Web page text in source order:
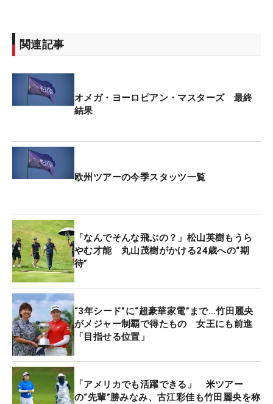
トータル10アンダーの3位にアンドリュー・ジョン
ストン（イングランド）、トータル8アンダーの4位
ソン・スクリブナー（オーストラリア）が続いた。
7バーディ・2ボギーの「65」をマークした星野陸也
プ10入りを果たし、ポイントランキングでは1ラン
クアップの8位に浮上した。
れトータル3オーバー・59位タイ、トータル8オーバ
ー・77位タイで4日間を終えた。
次週は北アイルランドで「ホライゾン・アイルラン
ドオープン」が開催。地元のスター、ローリー・マ
キロイやシェーン・ローリー（アイルランド）が出
場する。日本勢からは川村、久常、星野、桂川有人
の4人がエントリーしている。
関連記事
オメガ・ヨーロピアン・マスターズ 最終
結果
欧州ツアーの今季スタッツ一覧
「なんでそんな飛ぶの？」松山英樹もうら
やむ才能 丸山茂樹がかける24歳への“期
待”
“3年シード”に“超豪華家電”まで…竹田麗央
がメジャー制覇で得たもの 女王にも前進
「目指せる位置」
「アメリカでも活躍できる」 米ツアー
の“先輩”勝みなみ、古江彩佳も竹田麗央を称